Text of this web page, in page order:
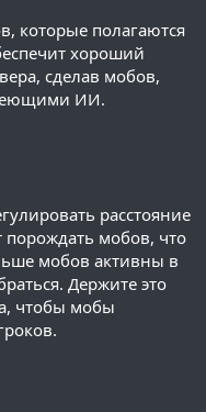
которые полагаются
хороший
сделав мобов,
ИИ.
расстояние
порождать мобов, что
мобов активны в
Держите это
чтобы мобы